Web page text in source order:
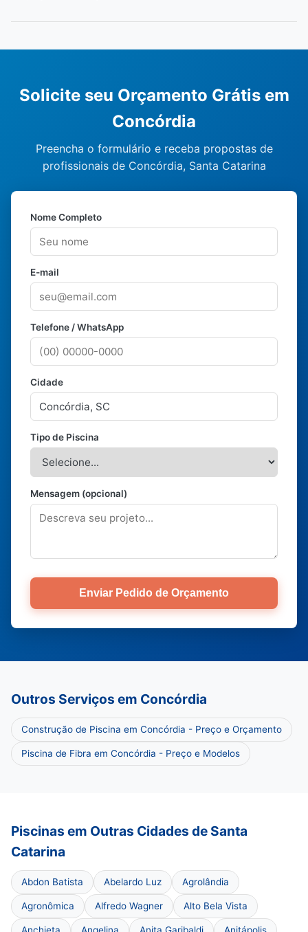
Solicite seu Orçamento Grátis em
Concórdia
Preencha o formulário e receba propostas de
profissionais de Concórdia, Santa Catarina
Nome Completo
E-mail
Telefone / WhatsApp
Cidade
Tipo de Piscina
Mensagem (opcional)
Enviar Pedido de Orçamento
Outros Serviços em Concórdia
Construção de Piscina em Concórdia - Preço e Orçamento
Piscina de Fibra em Concórdia - Preço e Modelos
Piscinas em Outras Cidades de Santa
Catarina
Abdon Batista Abelardo Luz Agrolândia
Agronômica Alfredo Wagner Alto Bela Vista